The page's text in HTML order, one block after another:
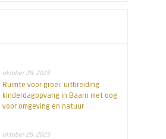
oktober 28, 2025
Ruimte voor groei: uitbreiding
kinderdagopvang in Baarn met oog
voor omgeving en natuur
oktober 28, 2025